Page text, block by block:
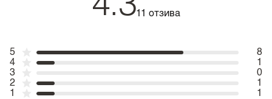
11 отзива
5
8
4
1
3
0
2
1
1
1